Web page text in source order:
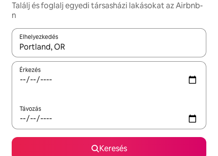
Találj és foglalj egyedi társasházi lakásokat az Airbnb-
n
Elhelyezkedés
Az eredmények között a felfelé és a lefelé nyíllal
Érkezés
Távozás
Keresés